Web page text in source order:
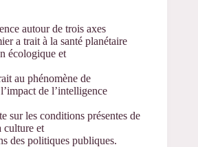
autour de trois axes
a trait à la santé planétaire
écologique et
au phénomène de
de l’intelligence
sur les conditions présentes de
culture et
des politiques publiques.